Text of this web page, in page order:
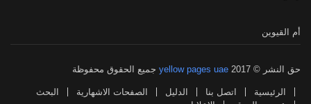
أم القيوين
حق النشر © 2017 yellow pages uae جميع الحقوق محفوظة
الرئيسية اتصل بنا الدليل الصفحات الاشهارية
البحث